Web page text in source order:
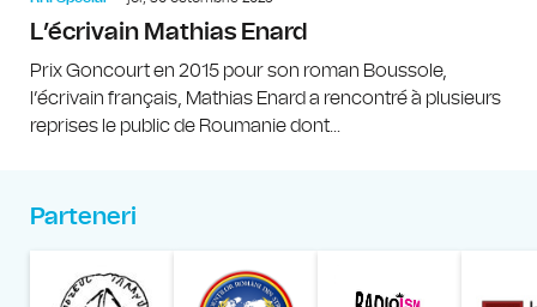
L’écrivain Mathias Enard
Prix Goncourt en 2015 pour son roman Boussole,
l’écrivain français, Mathias Enard a rencontré à plusieurs
reprises le public de Roumanie dont...
Parteneri